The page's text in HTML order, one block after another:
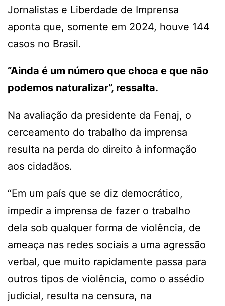
Jornalistas e Liberdade de Imprensa
aponta que, somente em 2024, houve 144
casos no Brasil.
“Ainda é um número que choca e que não
podemos naturalizar”, ressalta.
Na avaliação da presidente da Fenaj, o
cerceamento do trabalho da imprensa
resulta na perda do direito à informação
aos cidadãos.
“Em um país que se diz democrático,
impedir a imprensa de fazer o trabalho
dela sob qualquer forma de violência, de
ameaça nas redes sociais a uma agressão
verbal, que muito rapidamente passa para
outros tipos de violência, como o assédio
judicial, resulta na censura, na